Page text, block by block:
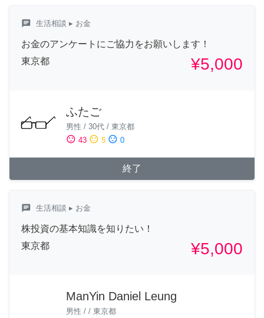
chat 生活相談 ▸ お金
お金のアンケートにご協力をお願いします！
東京都
¥5,000
ふたご
男性 / 30代 / 東京都
sentiment_satisfied 43 sentiment_neutral 5 sentiment_dissatisfied 0
終了
chat 生活相談 ▸ お金
株投資の基本知識を知りたい！
東京都
¥5,000
ManYin Daniel Leung
男性 / / 東京都